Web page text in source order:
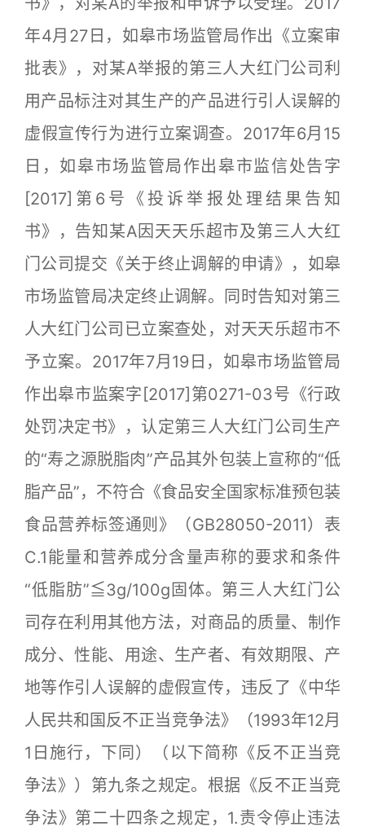
年4月27日，如皋市场监管局作出《立案审
批表》，对某A举报的第三人大红门公司利
用产品标注对其生产的产品进行引人误解的
虚假宣传行为进行立案调查。2017年6月15
日，如皋市场监管局作出皋市监信处告字
[2017]第6号《投诉举报处理结果告知
书》，告知某A因天天乐超市及第三人大红
门公司提交《关于终止调解的申请》，如皋
市场监管局决定终止调解。同时告知对第三
人大红门公司已立案查处，对天天乐超市不
予立案。2017年7月19日，如皋市场监管局
作出皋市监案字[2017]第0271-03号《行政
处罚决定书》，认定第三人大红门公司生产
的“寿之源脱脂肉”产品其外包装上宣称的“低
脂产品”，不符合《食品安全国家标准预包装
食品营养标签通则》（GB28050-2011）表
C.1能量和营养成分含量声称的要求和条件
“低脂肪”≦3g/100g固体。第三人大红门公
司存在利用其他方法，对商品的质量、制作
成分、性能、用途、生产者、有效期限、产
地等作引人误解的虚假宣传，违反了《中华
人民共和国反不正当竞争法》（1993年12月
1日施行，下同）（以下简称《反不正当竞
争法》）第九条之规定。根据《反不正当竞
争法》第二十四条之规定，1.责令停止违法